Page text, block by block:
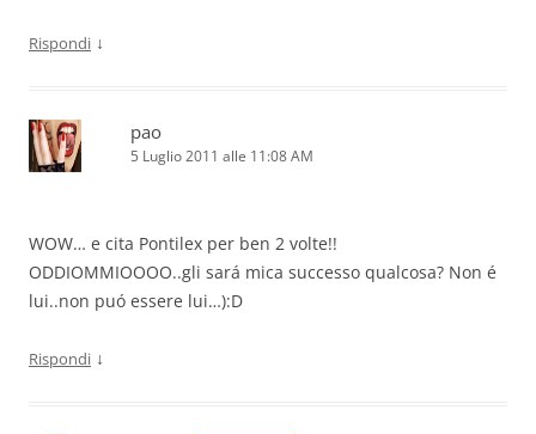
Rispondi ↓
pao
5 Luglio 2011 alle 11:08 AM
WOW… e cita Pontilex per ben 2 volte!!
ODDIOMMIOOOO..gli sará mica successo qualcosa? Non é
lui..non puó essere lui…):D
Rispondi ↓